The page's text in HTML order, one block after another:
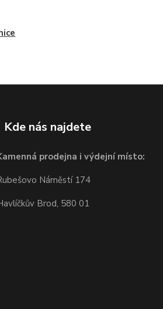
Kde nás najdete
prodejna i výdejní místo:
Náměstí 174
Brod, 580 01